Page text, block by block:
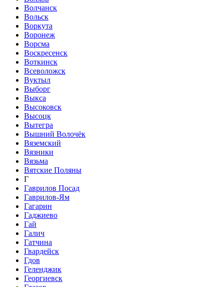
Волчанск
Вольск
Воркута
Воронеж
Ворсма
Воскресенск
Воткинск
Всеволожск
Вуктыл
Выборг
Выкса
Высоковск
Высоцк
Вытегра
Вышний Волочёк
Вяземский
Вязники
Вязьма
Вятские Поляны
Г
Гаврилов Посад
Гаврилов-Ям
Гагарин
Гаджиево
Гай
Галич
Гатчина
Гвардейск
Гдов
Геленджик
Георгиевск